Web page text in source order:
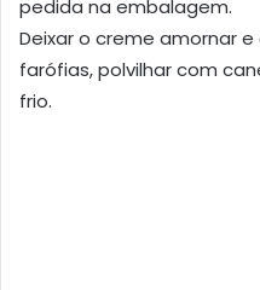
pedida na embalagem.
Deixar o creme amornar
farófias, polvilhar com
frio.